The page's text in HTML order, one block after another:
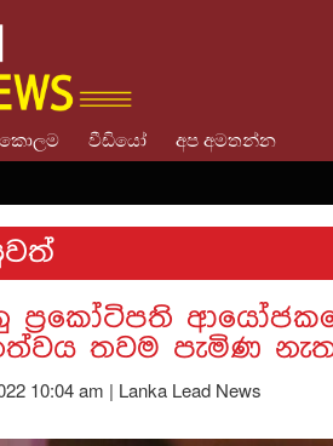
කොලම වීඩියෝ අප අමතන්න
ප්‍රකෝටිපති
තවම පැමිණ
10:04 am | Lanka Lead News